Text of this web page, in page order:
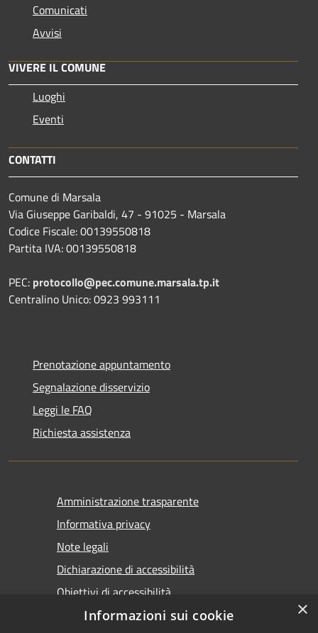
Comunicati
Avvisi
VIVERE IL COMUNE
Luoghi
Eventi
CONTATTI
Comune di Marsala
Via Giuseppe Garibaldi, 47 - 91025 - Marsala
Codice Fiscale: 00139550818
Partita IVA: 00139550818
PEC: protocollo@pec.comune.marsala.tp.it
Centralino Unico: 0923 993111
Prenotazione appuntamento
Segnalazione disservizio
Leggi le FAQ
Richiesta assistenza
Amministrazione trasparente
Informativa privacy
Note legali
Dichiarazione di accessibilità
Obiettivi di accessibilità
×
Informazioni sui cookie